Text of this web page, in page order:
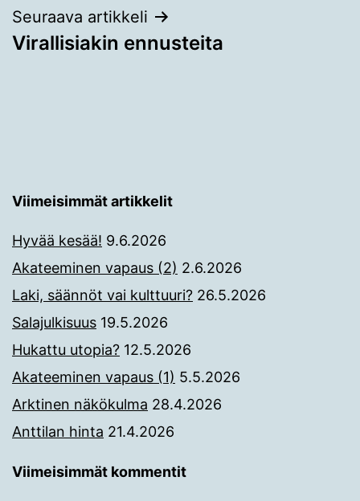
Seuraava artikkeli
Virallisiakin ennusteita
Viimeisimmät artikkelit
Hyvää kesää! 9.6.2026
Akateeminen vapaus (2) 2.6.2026
Laki, säännöt vai kulttuuri? 26.5.2026
Salajulkisuus 19.5.2026
Hukattu utopia? 12.5.2026
Akateeminen vapaus (1) 5.5.2026
Arktinen näkökulma 28.4.2026
Anttilan hinta 21.4.2026
Viimeisimmät kommentit